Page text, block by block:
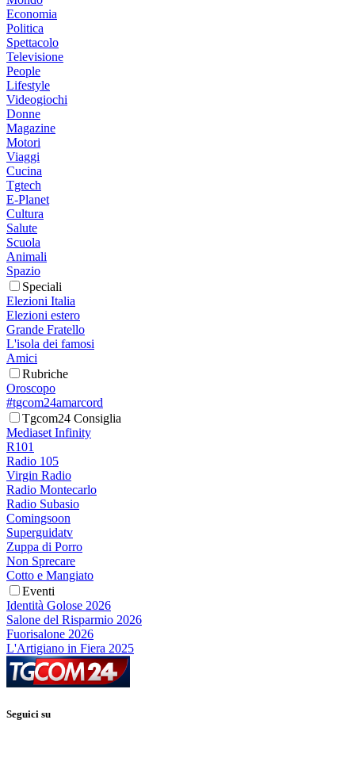
Economia
Politica
Spettacolo
Televisione
People
Lifestyle
Videogiochi
Donne
Magazine
Motori
Viaggi
Cucina
Tgtech
E-Planet
Cultura
Salute
Scuola
Animali
Spazio
Speciali
Elezioni Italia
Elezioni estero
Grande Fratello
L'isola dei famosi
Amici
Rubriche
Oroscopo
#tgcom24amarcord
Tgcom24 Consiglia
Mediaset Infinity
R101
Radio 105
Virgin Radio
Radio Montecarlo
Radio Subasio
Comingsoon
Superguidatv
Zuppa di Porro
Non Sprecare
Cotto e Mangiato
Eventi
Identità Golose 2026
Salone del Risparmio 2026
Fuorisalone 2026
L'Artigiano in Fiera 2025
Seguici su